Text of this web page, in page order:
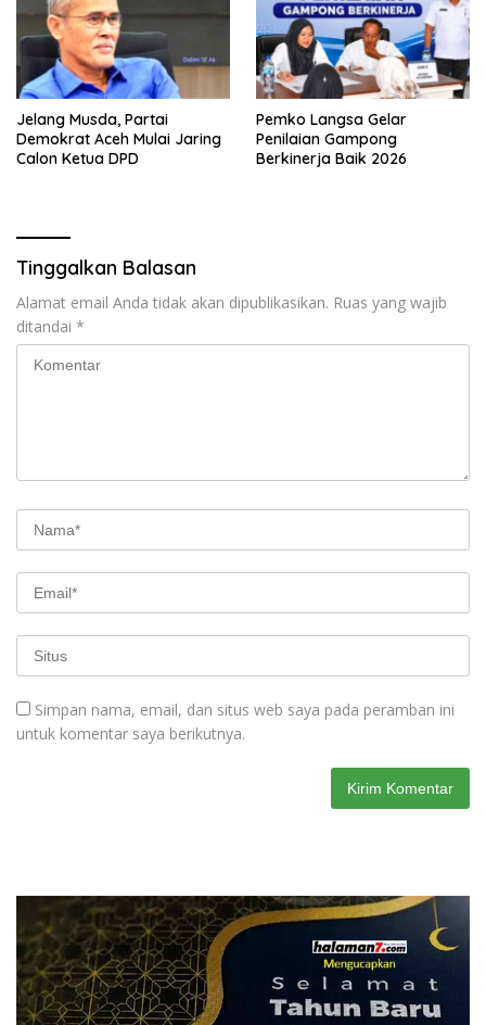
Jelang Musda, Partai
Demokrat Aceh Mulai Jaring
Calon Ketua DPD
Pemko Langsa Gelar
Penilaian Gampong
Berkinerja Baik 2026
Tinggalkan Balasan
Alamat email Anda tidak akan dipublikasikan. Ruas yang wajib
ditandai *
Simpan nama, email, dan situs web saya pada peramban ini
untuk komentar saya berikutnya.